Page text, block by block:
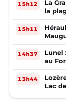
15h12
La
la
15h11
14h37
Lunel
au
13h44
Lac